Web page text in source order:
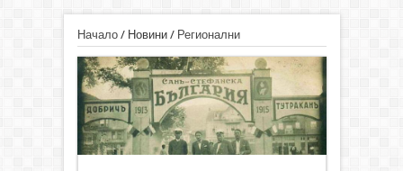
Начало/ Новини/ Регионални